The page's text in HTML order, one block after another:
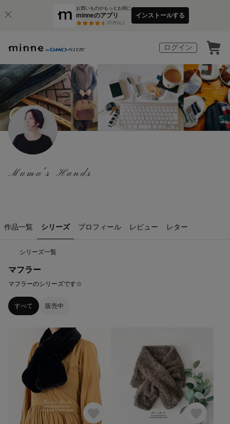
お買いものがもっとお得に
minneのアプリ
3万件以上
インストールする
ログイン
Mama's Hands
作品一覧 シリーズ プロフィール レビュー レター
シリーズ一覧
マフラー
マフラーのシリーズです☆
すべて 販売中